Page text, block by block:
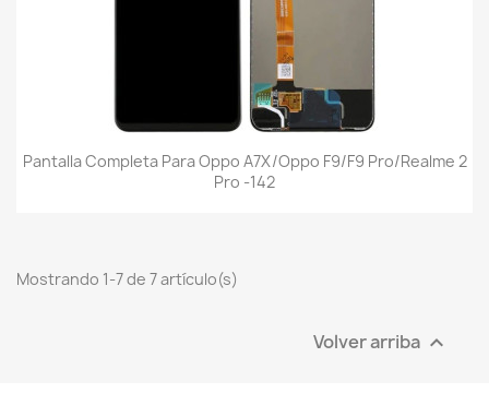
Pantalla Completa Para Oppo A7X/Oppo F9/F9 Pro/Realme 2
Pro -142
Mostrando 1-7 de 7 artículo(s)
Volver arriba 